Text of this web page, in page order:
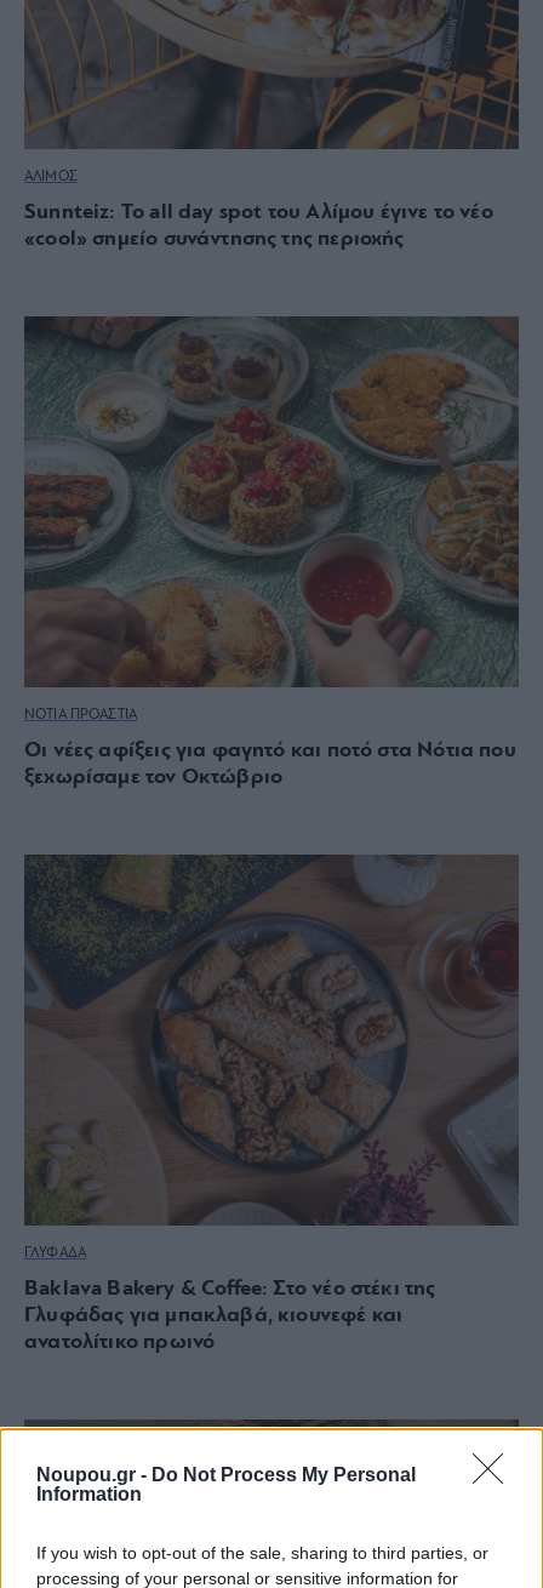
Noupou.gr - Do Not Process My Personal
Information
If you wish to opt-out of the sale, sharing to third parties, or
processing of your personal or sensitive information for
ΑΛΙΜΟΣ
Sunnteiz: Το all day spot του Αλίμου έγινε το νέο
«cool» σημείο συνάντησης της περιοχής
ΝΟΤΙΑ ΠΡΟΑΣΤΙΑ
Οι νέες αφίξεις για φαγητό και ποτό στα Νότια που
ξεχωρίσαμε τον Οκτώβριο
ΓΛΥΦΑΔΑ
Baklava Bakery & Coffee: Στο νέο στέκι της
Γλυφάδας για μπακλαβά, κιουνεφέ και
ανατολίτικο πρωινό